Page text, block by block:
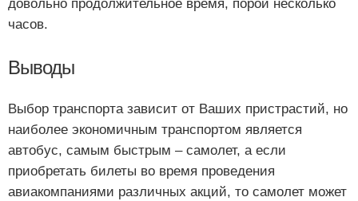
довольно продолжительное время, порой несколько
часов.
Выводы
Выбор транспорта зависит от Ваших пристрастий, но
наиболее экономичным транспортом является
автобус, самым быстрым – самолет, а если
приобретать билеты во время проведения
авиакомпаниями различных акций, то самолет может